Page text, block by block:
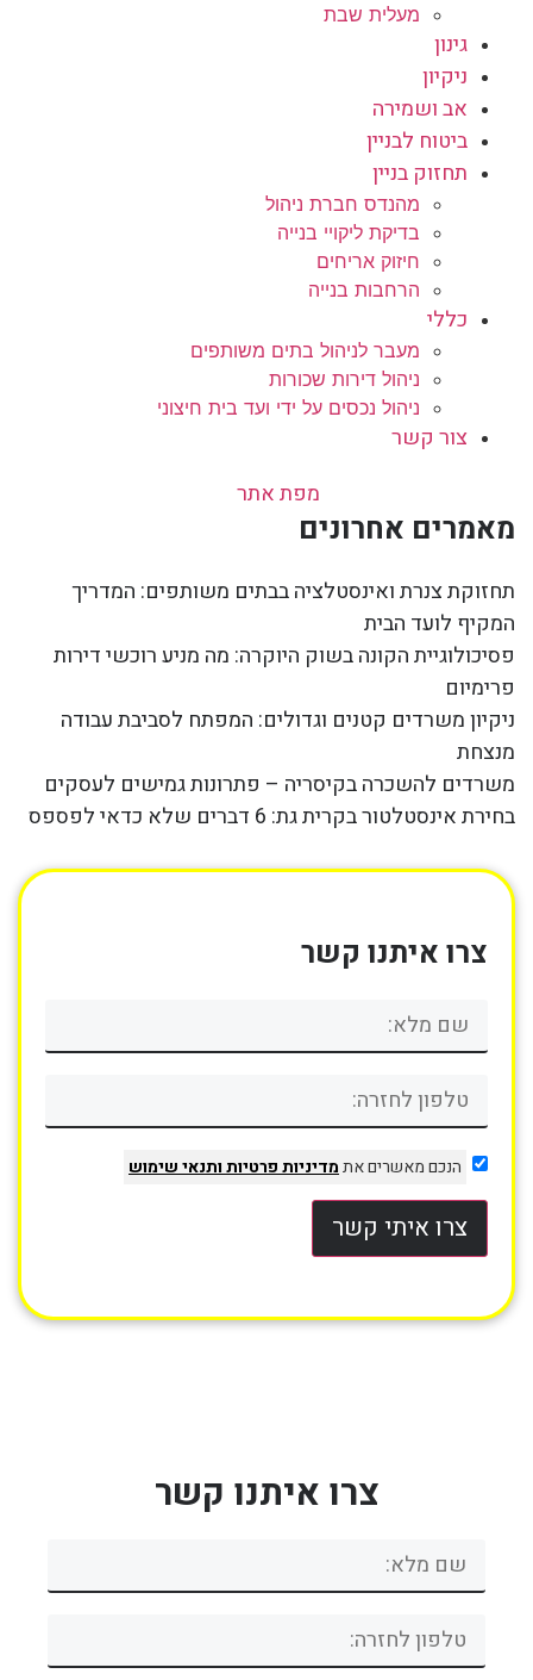
מעלית שבת
גינון
ניקיון
אב ושמירה
ביטוח לבניין
תחזוק בניין
מהנדס חברת ניהול
בדיקת ליקויי בנייה
חיזוק אריחים
הרחבות בנייה
כללי
מעבר לניהול בתים משותפים
ניהול דירות שכורות
ניהול נכסים על ידי ועד בית חיצוני
צור קשר
מפת אתר
מאמרים אחרונים
תחזוקת צנרת ואינסטלציה בבתים משותפים: המדריך
המקיף לועד הבית
פסיכולוגיית הקונה בשוק היוקרה: מה מניע רוכשי דירות
פרימיום
ניקיון משרדים קטנים וגדולים: המפתח לסביבת עבודה
מנצחת
משרדים להשכרה בקיסריה – פתרונות גמישים לעסקים
בחירת אינסטלטור בקרית גת: 6 דברים שלא כדאי לפספס
צרו איתנו קשר
הנכם מאשרים אתמדיניות פרטיותותנאי שימוש
צרו איתי קשר
צרו איתנו קשר